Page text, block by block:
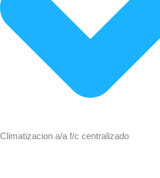
Climatizacion a/a f/c centralizado